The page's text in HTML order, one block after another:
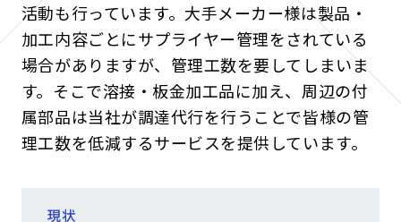
活動も行っています。大手メーカー様は製品・
加工内容ごとにサプライヤー管理をされている
場合がありますが、管理工数を要してしまいま
す。そこで溶接・板金加工品に加え、周辺の付
属部品は当社が調達代行を行うことで皆様の管
理工数を低減するサービスを提供しています。